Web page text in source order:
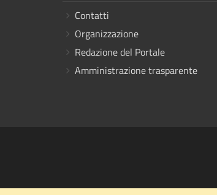
link
Contatti
Organizzazione
Redazione del Portale
Amministrazione trasparente